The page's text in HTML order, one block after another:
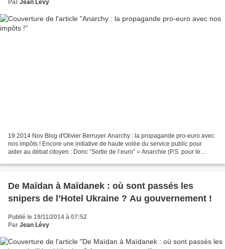
Par Jean Lévy
19 2014 Nov Blog d'Olivier Berruyer Anarchy : la propagande pro-euro avec
nos impôts ! Encore une initiative de haute volée du service public pour
aider au débat citoyen : Donc “Sortie de l’euro” = Anarchie (P.S. pour le
De Maïdan à Maïdanek : où sont passés les
snipers de l’Hotel Ukraine ? Au gouvernement !
Publié le 19/11/2014 à 07:52
Par Jean Lévy